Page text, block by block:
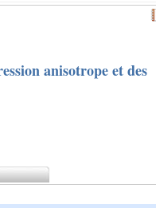
anisotrope et des